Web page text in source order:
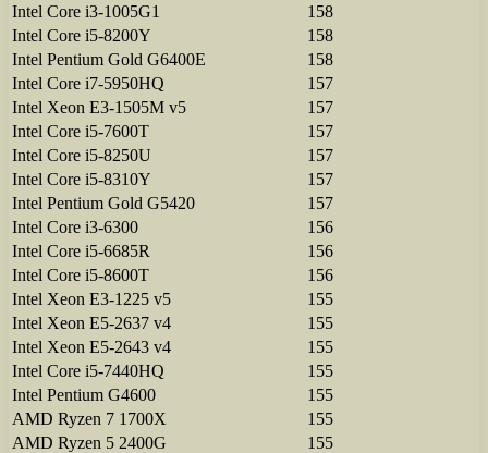
Intel Core i3-1005G1
158
Intel Core i5-8200Y
158
Intel Pentium Gold G6400E
158
Intel Core i7-5950HQ
157
Intel Xeon E3-1505M v5
157
Intel Core i5-7600T
157
Intel Core i5-8250U
157
Intel Core i5-8310Y
157
Intel Pentium Gold G5420
157
Intel Core i3-6300
156
Intel Core i5-6685R
156
Intel Core i5-8600T
156
Intel Xeon E3-1225 v5
155
Intel Xeon E5-2637 v4
155
Intel Xeon E5-2643 v4
155
Intel Core i5-7440HQ
155
Intel Pentium G4600
155
AMD Ryzen 7 1700X
155
AMD Ryzen 5 2400G
155